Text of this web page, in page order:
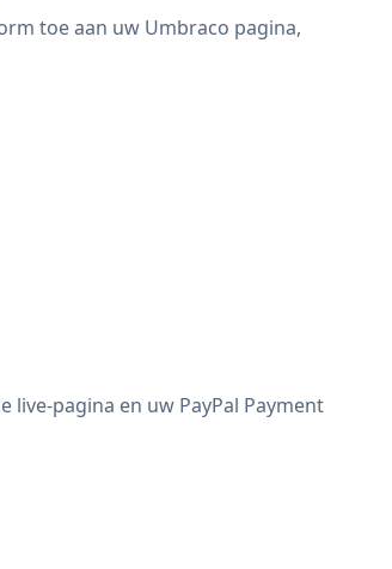
toe aan uw Umbraco pagina,
live-pagina en uw PayPal Payment